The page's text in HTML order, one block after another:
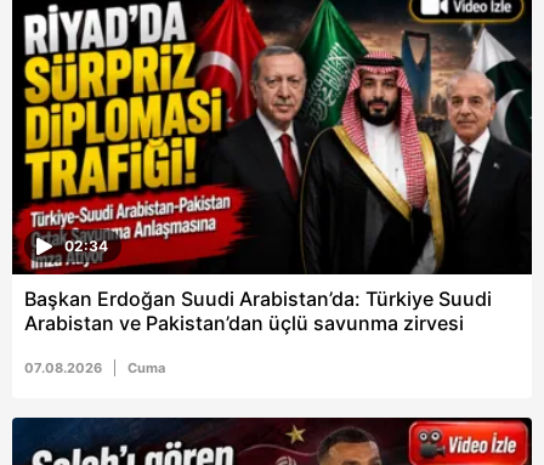
6698 sayılı Kişisel Verilerin Korunması Kanunu uyarınca
hazırlanmış Aydınlatma Metnimizi okumak ve sitemizde
ilgili mevzuata uygun olarak kullanılan çerezlerle ilgili bilgi
almak için lütfentıklayınız
02:34
Başkan Erdoğan Suudi Arabistan’da: Türkiye Suudi
Arabistan ve Pakistan’dan üçlü savunma zirvesi
07.08.2026 Cuma